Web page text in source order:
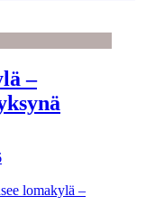
–
lomakylä –